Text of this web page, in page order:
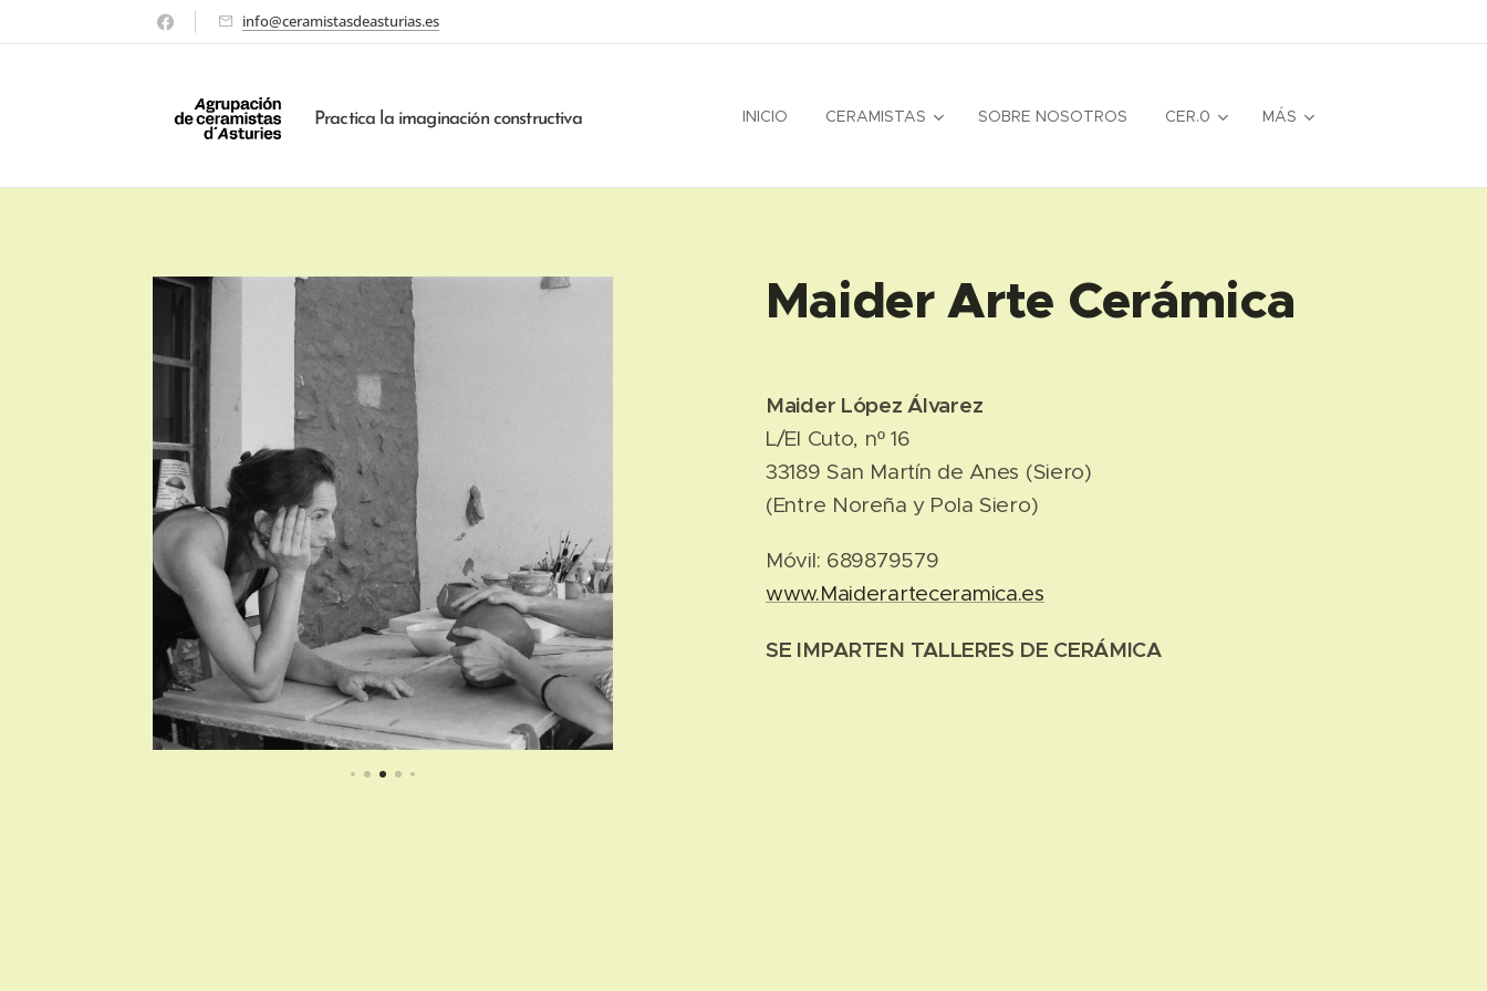
info@ceramistasdeasturias.es
Practica la imaginación constructiva INICIO CERAMISTAS SOBRE NOSOTROS CER.0 MÁS
Maider Arte Cerámica
Maider López Álvarez
L/El Cuto, nº 16
33189 San Martín de Anes (Siero)
(Entre Noreña y Pola Siero)
Móvil: 689879579
www.Maiderarteceramica.es
SE IMPARTEN TALLERES DE CERÁMICA